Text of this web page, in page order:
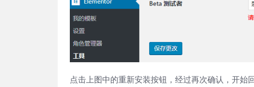
点击上图中的重新安装按钮，经过再次确认，开始